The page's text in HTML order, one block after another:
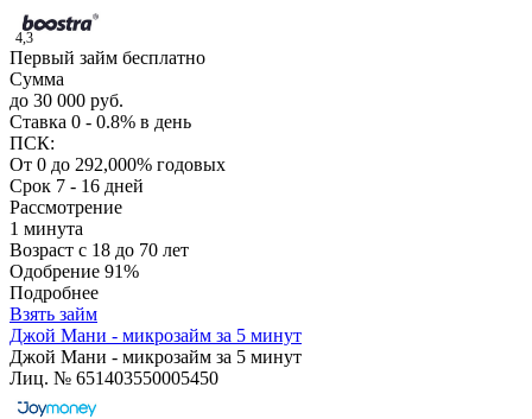
4,3
Первый займ бесплатно
Сумма
до 30 000 руб.
Ставка 0 - 0.8% в день
ПСК:
От 0 до 292,000% годовых
Срок 7 - 16 дней
Рассмотрение
1 минута
Возраст с 18 до 70 лет
Одобрение 91%
Подробнее
Взять займ
Джой Мани - микрозайм за 5 минут
Джой Мани - микрозайм за 5 минут
Лиц. № 651403550005450